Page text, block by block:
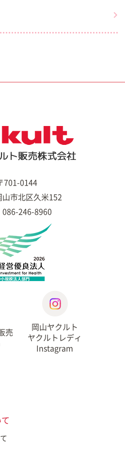
701-0144
山市北区久米152
086-246-8960
売
岡山ヤクルト
ヤクルトレディ
Instagram